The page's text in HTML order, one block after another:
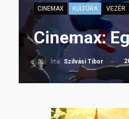
CINEMAX KULTÚRA VEZÉR
Cinemax:
Írta: Szilvási Tibor